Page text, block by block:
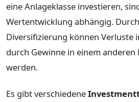
eine Anlageklasse investieren,
Wertentwicklung abhängig.
Diversifizierung können Verluste
durch Gewinne in einem anderen
werden.
Es gibt verschiedene